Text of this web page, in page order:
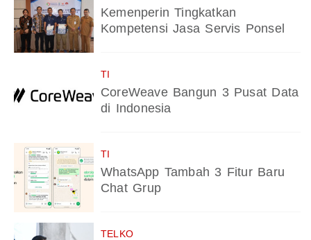
Kemenperin Tingkatkan
Kompetensi Jasa Servis Ponsel
TI
CoreWeave Bangun 3 Pusat Data
di Indonesia
TI
WhatsApp Tambah 3 Fitur Baru
Chat Grup
TELKO